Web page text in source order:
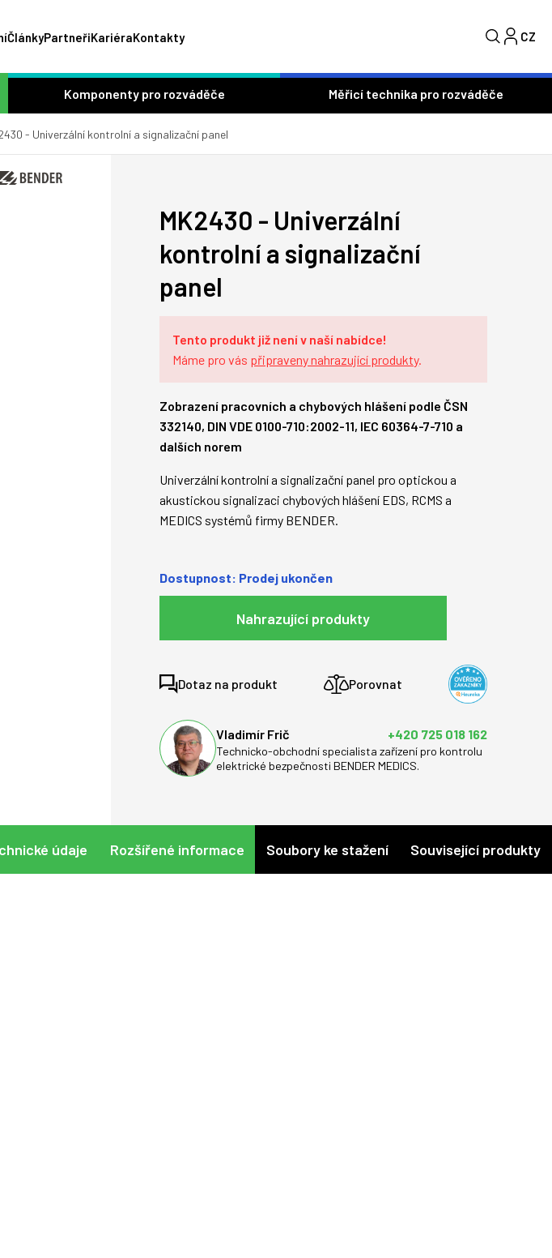
ČlánkyPartneřiKariéraKontakty CZ
Komponenty pro rozváděče Měřicí technika pro rozváděče
- Univerzální kontrolní a signalizační panel
MK2430 - Univerzální
kontrolní a signalizační
panel
Tento produkt již není v naší nabídce!
Máme pro vás připraveny nahrazující produkty.
Zobrazení pracovních a chybových hlášení podle ČSN
332140, DIN VDE 0100-710:2002-11, IEC 60364-7-710 a
dalších norem
Univerzální kontrolní a signalizační panel pro optickou a
akustickou signalizaci chybových hlášení EDS, RCMS a
MEDICS systémů firmy BENDER.
Dostupnost: Prodej ukončen
Nahrazující produkty
Dotaz na produkt Porovnat
Vladimír Frič +420 725 018 162
Technicko-obchodní specialista zařízení pro kontrolu
elektrické bezpečnosti BENDER MEDICS.
údaje Rozšířené informace Soubory ke stažení Související produkty